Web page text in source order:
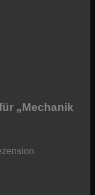
„Mechanik